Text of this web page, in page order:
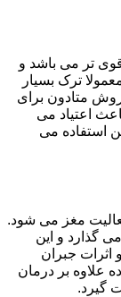
تر می باشد و
ترک بسیار
متادون برای
اعتیاد می
استفاده می
مغز می شود.
گذارد و این
جبران
علاوه بر درمان
گیرد.